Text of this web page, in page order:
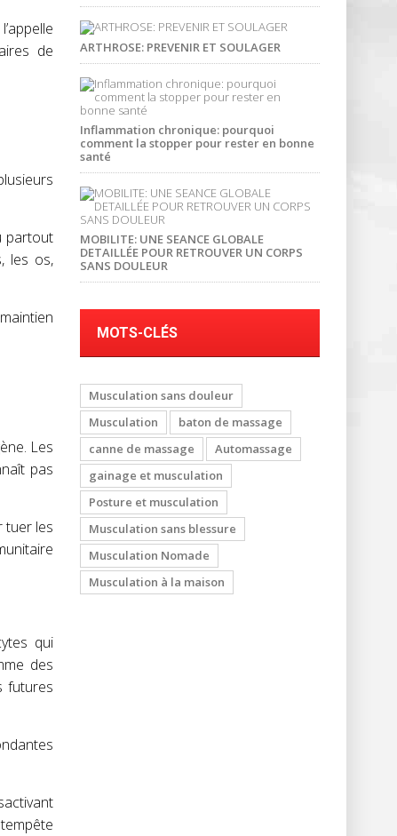
de
partout
les os,
Les
pas
tuer les
qui
des
futures
ARTHROSE: PREVENIR ET SOULAGER
Inflammation chronique: pourquoi
comment la stopper pour rester en bonne
santé
MOBILITE: UNE SEANCE GLOBALE
DETAILLÉE POUR RETROUVER UN CORPS
SANS DOULEUR
MOTS-CLÉS
Musculation sans douleur
Musculation
baton de massage
canne de massage
Automassage
gainage et musculation
Posture et musculation
Musculation sans blessure
Musculation Nomade
Musculation à la maison